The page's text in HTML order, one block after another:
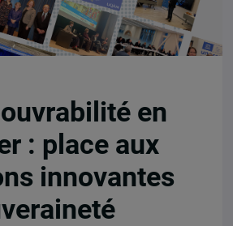
en
: place aux
innovantes